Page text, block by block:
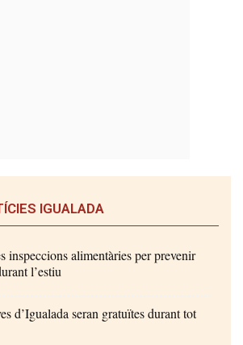
IGUALADA
inspeccions alimentàries per prevenir
l’estiu
d’Igualada seran gratuïtes durant tot